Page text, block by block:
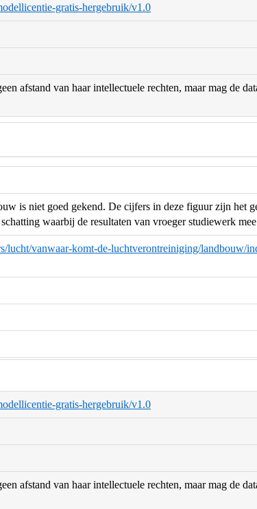
gratis-hergebruik/v1.0
afstand van haar intellectuele rechten, maar mag de
is niet goed gekend. De cijfers in deze figuur zijn het
waarbij de resultaten van vroeger studiewerk
lucht/vanwaar-komt-de-luchtverontreiniging/landbouw/
gratis-hergebruik/v1.0
afstand van haar intellectuele rechten, maar mag de